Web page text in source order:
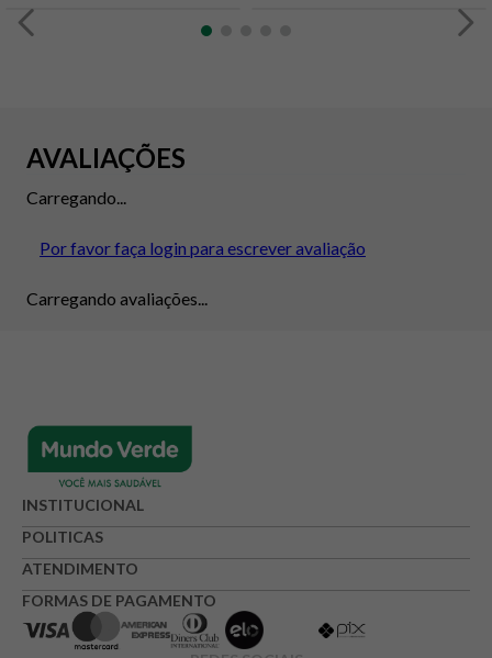
AVALIAÇÕES
Carregando...
Por favor faça login para escrever avaliação
Carregando avaliações...
INSTITUCIONAL
POLITICAS
ATENDIMENTO
FORMAS DE PAGAMENTO